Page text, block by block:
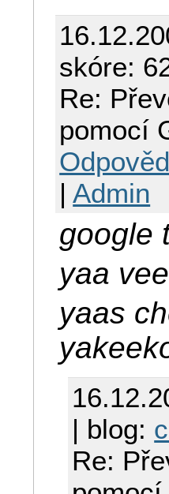
skóre:
Re:
pomocí
| Admin
google
yaa
yaas
| blog:
Re: